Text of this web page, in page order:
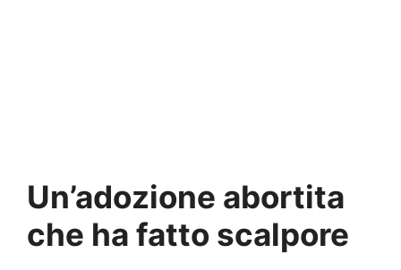
Un’adozione abortita
che ha fatto scalpore